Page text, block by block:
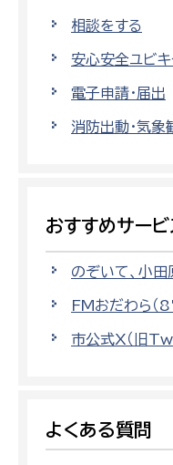
相談をする
安心安全ユビキ
電子申請・届出
消防出動・気象
おすすめサービ
のぞいて、小
FMおだわら
市公式X（旧
よくある質問